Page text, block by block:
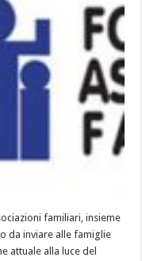
familiari, insieme
da inviare alle famiglie
attuale alla luce del